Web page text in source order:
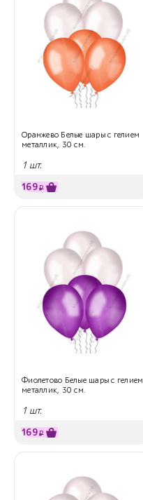
Оранжево Белые шары с гелием
металлик, 30 см.
1 шт.
169₽
Фиолетово Белые шары с гелием
металлик, 30 см.
1 шт.
169₽